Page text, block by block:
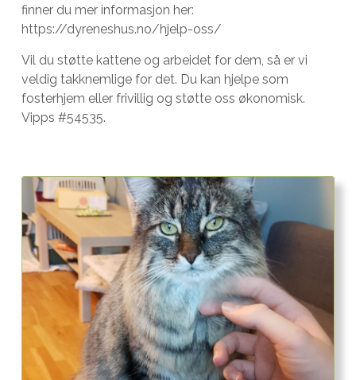
finner du mer informasjon her:
https://dyreneshus.no/hjelp-oss/
Vil du støtte kattene og arbeidet for dem, så er vi
veldig takknemlige for det. Du kan hjelpe som
fosterhjem eller frivillig og støtte oss økonomisk.
Vipps #54535.